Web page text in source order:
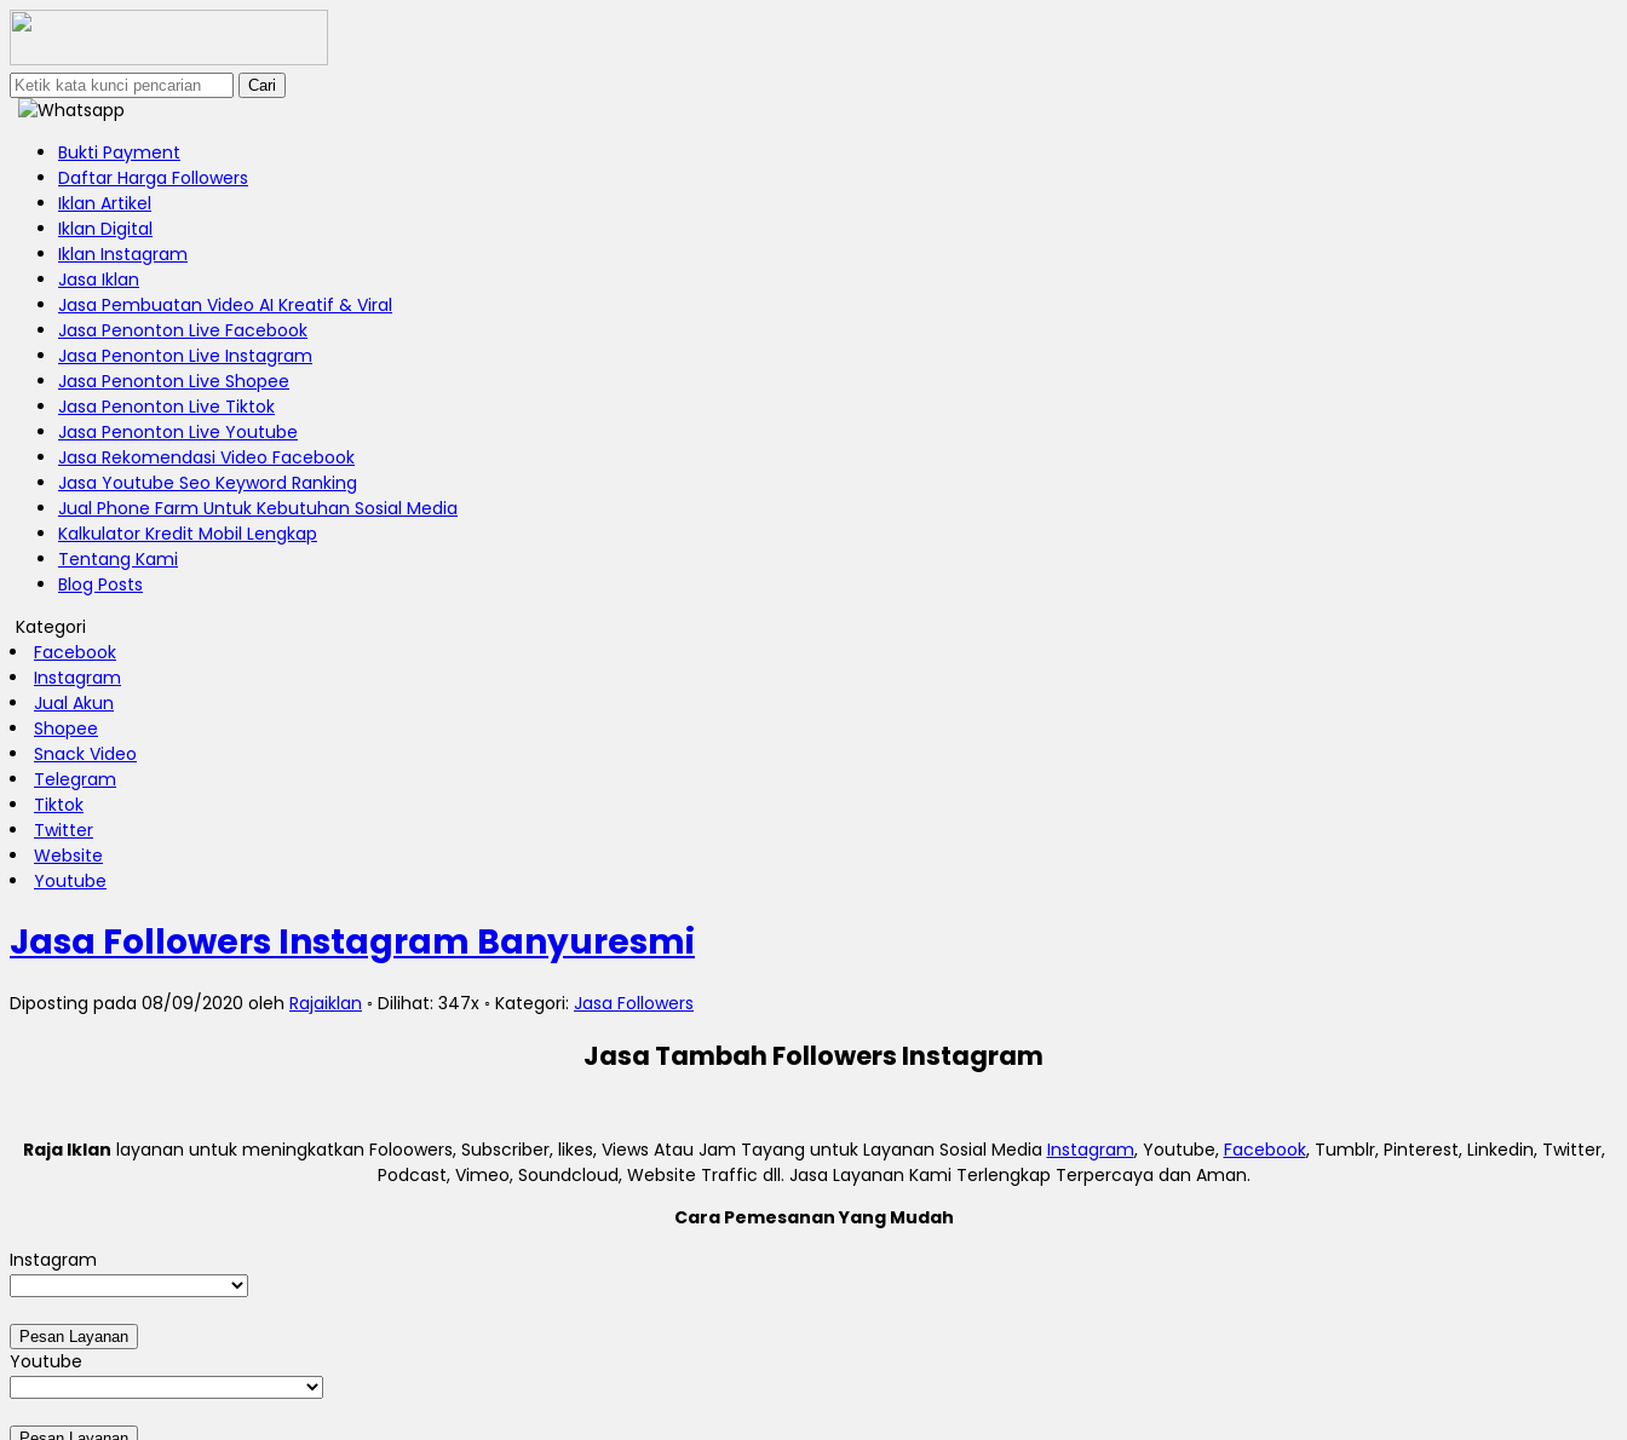
Cari
Bukti Payment
Daftar Harga Followers
Iklan Artikel
Iklan Digital
Iklan Instagram
Jasa Iklan
Jasa Pembuatan Video AI Kreatif & Viral
Jasa Penonton Live Facebook
Jasa Penonton Live Instagram
Jasa Penonton Live Shopee
Jasa Penonton Live Tiktok
Jasa Penonton Live Youtube
Jasa Rekomendasi Video Facebook
Jasa Youtube Seo Keyword Ranking
Jual Phone Farm Untuk Kebutuhan Sosial Media
Kalkulator Kredit Mobil Lengkap
Tentang Kami
Blog Posts
Kategori
Facebook
Instagram
Jual Akun
Shopee
Snack Video
Telegram
Tiktok
Twitter
Website
Youtube
Jasa Followers Instagram Banyuresmi
Diposting pada 08/09/2020 oleh Rajaiklan ◦ Dilihat: 347x ◦ Kategori: Jasa Followers
Jasa Tambah Followers Instagram
Raja Iklan layanan untuk meningkatkan Foloowers, Subscriber, likes, Views Atau Jam Tayang untuk Layanan Sosial Media Instagram, Youtube, Facebook, Tumblr, Pinterest, Linkedin, Twitter,
Podcast, Vimeo, Soundcloud, Website Traffic dll. Jasa Layanan Kami Terlengkap Terpercaya dan Aman.
Cara Pemesanan Yang Mudah
Instagram
Youtube